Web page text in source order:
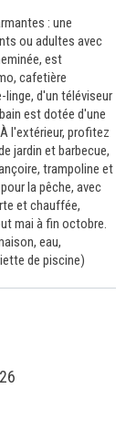
: une
ou adultes avec
est
cafetière
d'un téléviseur
est dotée d'une
l'extérieur, profitez
jardin et barbecue,
trampoline et
la pêche, avec
et chauffée,
mai à fin octobre.
eau,
de piscine)